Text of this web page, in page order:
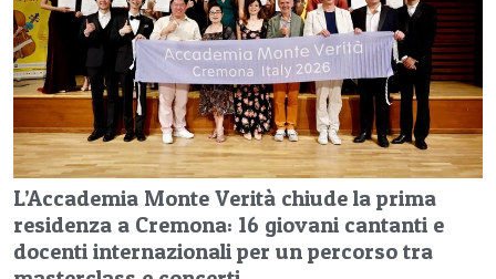
L’Accademia Monte Verità chiude la prima
residenza a Cremona: 16 giovani cantanti e
docenti internazionali per un percorso tra